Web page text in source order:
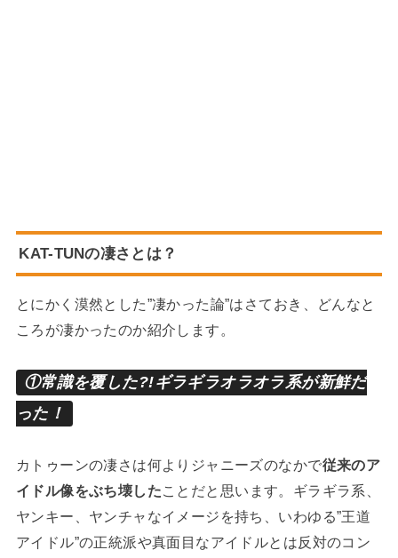
KAT-TUNの凄さとは？
とにかく漠然とした”凄かった論”はさておき、どんなと
ころが凄かったのか紹介します。
①常識を覆した?!ギラギラオラオラ系が新鮮だ
った！
カトゥーンの凄さは何よりジャニーズのなかで従来のア
イドル像をぶち壊した ことだと思います。ギラギラ系、
ヤンキー、ヤンチャなイメージを持ち、いわゆる”王道
アイドル”の正統派や真面目なアイドルとは反対のコン